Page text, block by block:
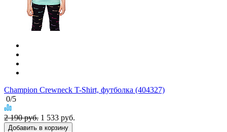
Champion Crewneck T-Shirt, футболка (404327)
0/5
2 190 руб. 1 533 руб.
Добавить в корзину